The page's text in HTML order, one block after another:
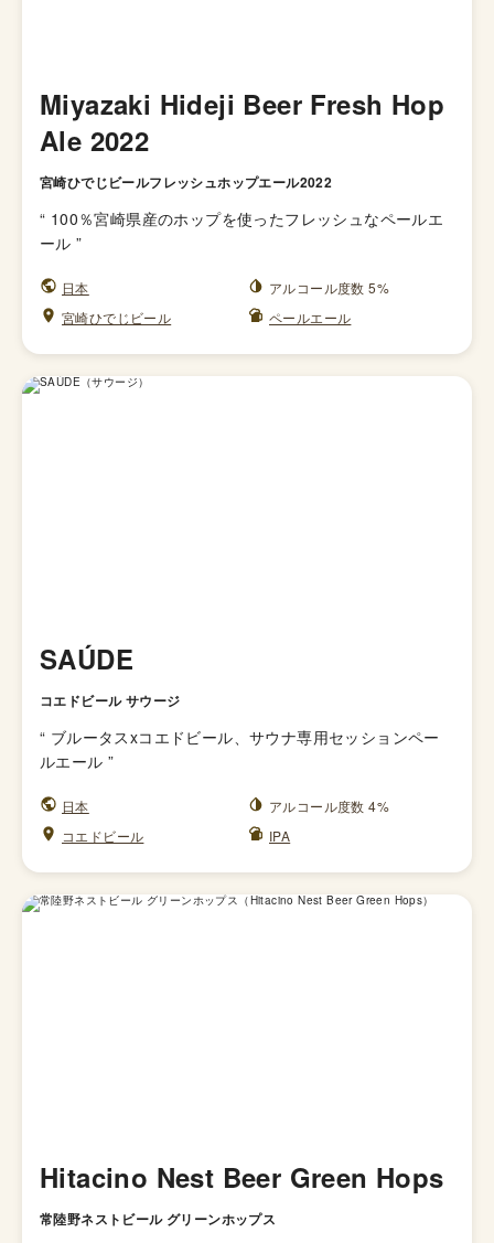
Miyazaki Hideji Beer Fresh Hop
Ale 2022
宮崎ひでじビールフレッシュホップエール2022
“ 100％宮崎県産のホップを使ったフレッシュなペールエ
ール ”
日本
アルコール度数 5%
宮崎ひでじビール
ペールエール
SAÚDE
コエドビール サウージ
“ ブルータスxコエドビール、サウナ専用セッションペー
ルエール ”
日本
アルコール度数 4%
コエドビール
IPA
Hitacino Nest Beer Green Hops
常陸野ネストビール グリーンホップス